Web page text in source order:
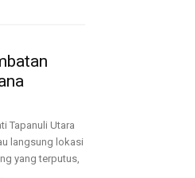
Tapanuli Utara
langsung lokasi
yang terputus,